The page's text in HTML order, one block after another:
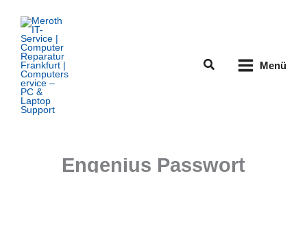
Inhalt
springen
Suchen Menü
Engenius Passwort